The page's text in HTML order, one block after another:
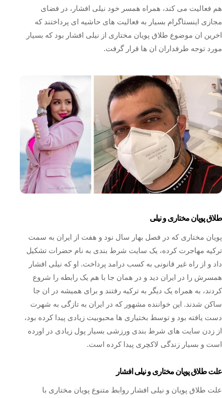
هم فعالیت می کند، همراه همسر خود نیلی افشار، در فضای
مجازی اینستاگرام بسیار به فعالیت های حاشیه ای پرداختند که
اخرین ان موضوع طلاق پویان مختاری از نیلی افشار بود که بسیار
مورد توجه طرفداران ان ها قرار گرفت.
طلاق پویان مختاری و نیلی
پویان مختاری که در فصل بهار سال نود و هفت از ایران به سمت
ترکیه مهاجرت کرده، یک سایت شرط بندی به نام حضرات تشکیل
داد و از راه غیر قانونی به کسب درامد پرداخت. او که نیلی افشار
همسرش را در ایران دید و در همان جا با هم یک رابطه را شروع
کردند، به همراه یک دیگر به ترکیه رفتند و برای همیشه در ان جا
ساکن شدند. این خواننده مشهور که در ایران به تازگی به شهرت
دست یافته بود و توسط بختیاری ها محبوبیت زیادی پیدا کرده بود،
از زدن سایت های شرط بندی ورزشی بسیار پول زیادی در اورده
است و بسیار زندگی لاکچری پیدا کرده است.
علت طلاق پویان مختاری و نیلی افشار
علت طلاق پویان و نیلی افشار روابط متنوع پویان مختاری با